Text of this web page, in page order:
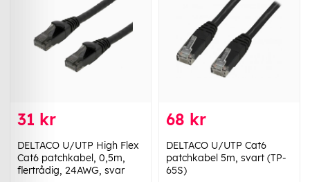
31 kr
DELTACO U/UTP High Flex
Cat6 patchkabel, 0,5m,
flertrådig, 24AWG, svar
68 kr
DELTACO U/UTP Cat6
patchkabel 5m, svart (TP-
65S)